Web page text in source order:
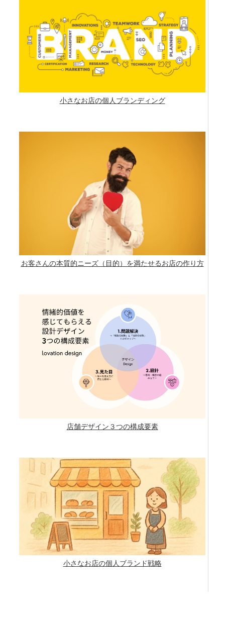
小さなお店の個人ブランディング
お客さんの本質的ニーズ（目的）を満たせるお店の作り方
店舗デザイン３つの構成要素
小さなお店の個人ブランド戦略